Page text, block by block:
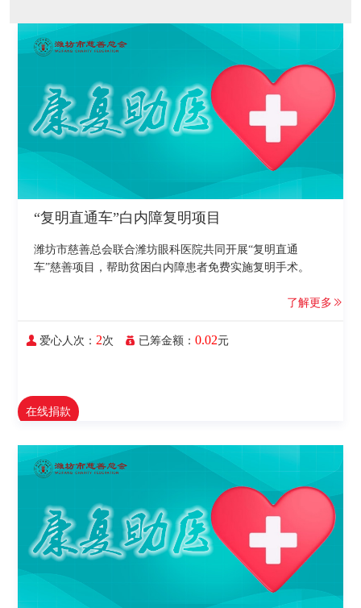
“复明直通车”白内障复明项目
潍坊市慈善总会联合潍坊眼科医院共同开展“复明直通
车”慈善项目，帮助贫困白内障患者免费实施复明手术。
了解更多
爱心人次： 2次 已筹金额： 0.02元
在线捐款